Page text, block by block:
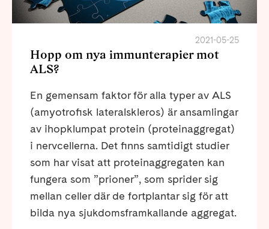
2021-05-25
Hopp om nya immunterapier mot
ALS?
En gemensam faktor för alla typer av ALS
(amyotrofisk lateralskleros) är ansamlingar
av ihopklumpat protein (proteinaggregat)
i nervcellerna. Det finns samtidigt studier
som har visat att proteinaggregaten kan
fungera som ”prioner”, som sprider sig
mellan celler där de fortplantar sig för att
bilda nya sjukdomsframkallande aggregat.